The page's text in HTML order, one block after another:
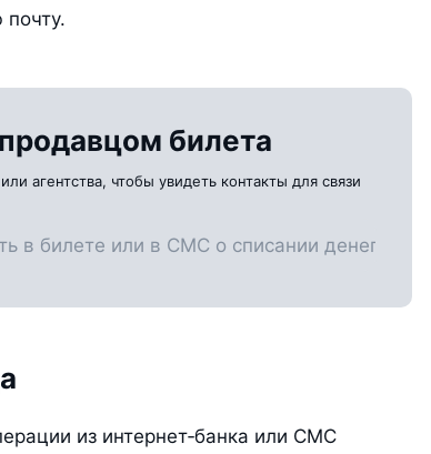
почту.
билета
агентства, чтобы увидеть контакты для связи
из интернет‑банка или СМС